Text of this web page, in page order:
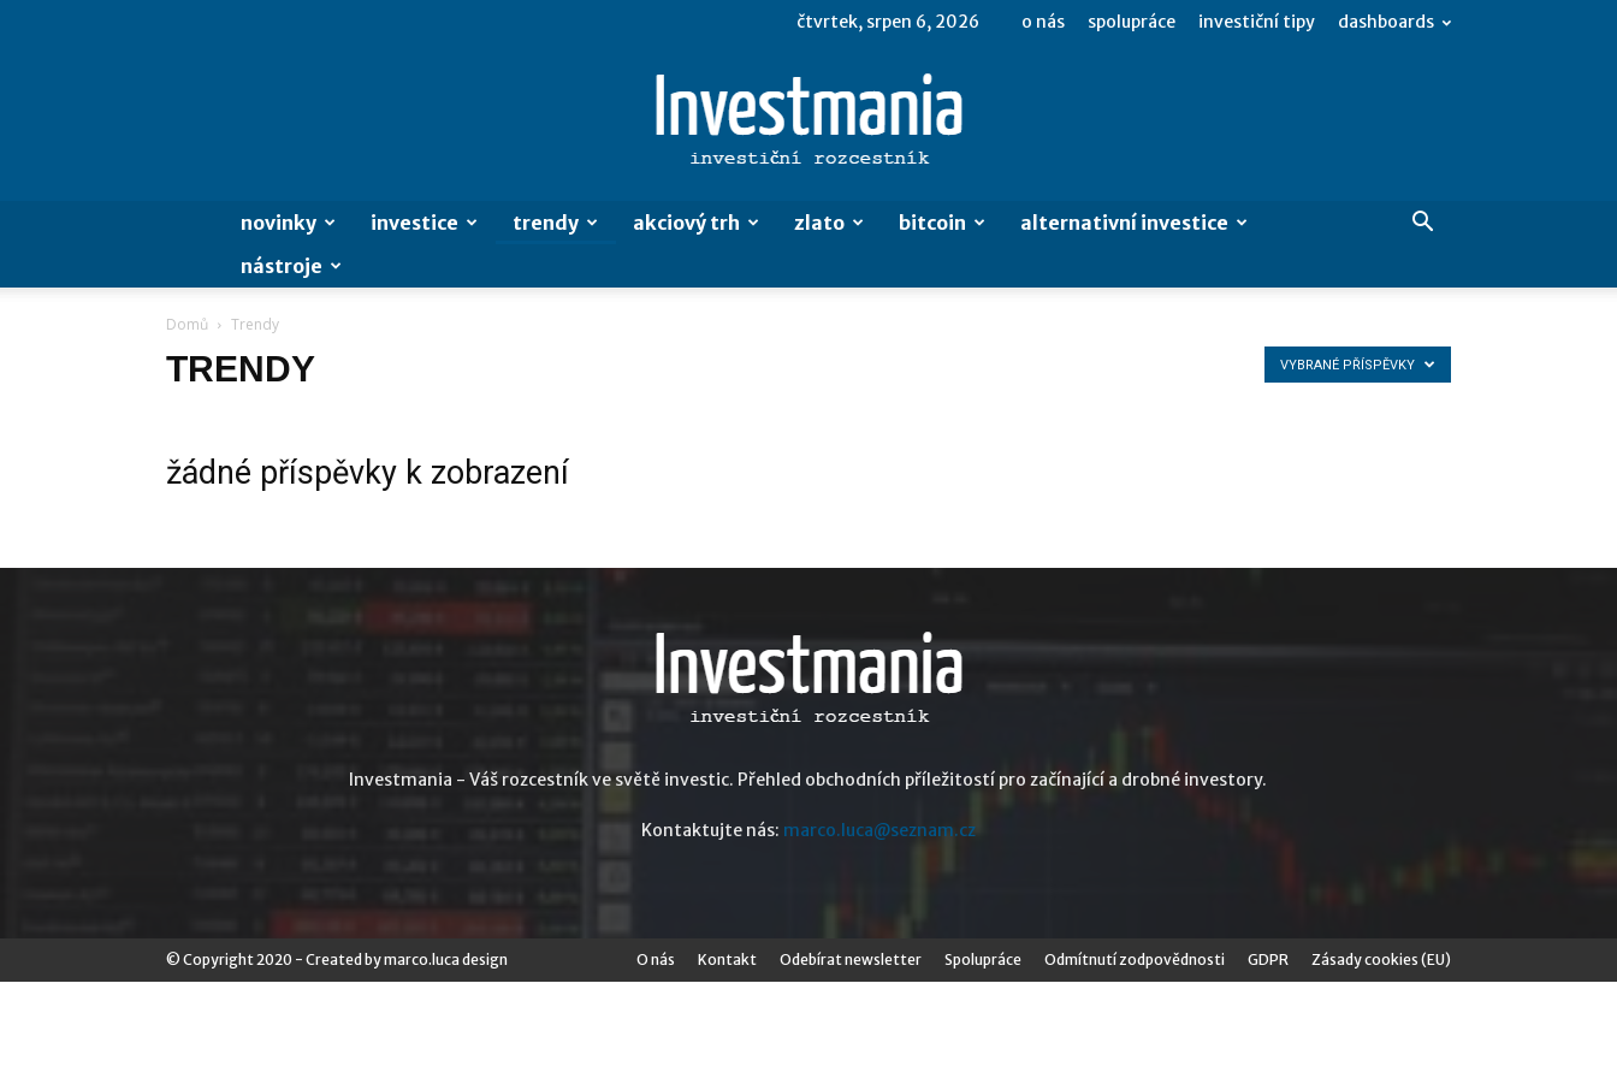
čtvrtek, srpen 6, 2026 o nás spolupráce investiční tipy dashboards
novinky investice trendy akciový trh zlato bitcoin
alternativní investice
nástroje
Domů Trendy
TRENDY VYBRANÉ PŘÍSPĚVKY
žádné příspěvky k zobrazení
Investmania - Váš rozcestník ve světě investic. Přehled obchodních příležitostí pro začínající a drobné investory.
Kontaktujte nás: marco.luca@seznam.cz
O nás Kontakt Odebírat newsletter Spolupráce Odmítnutí zodpovědnosti GDPR Zásady cookies (EU)
© Copyright 2020 - Created by marco.luca design